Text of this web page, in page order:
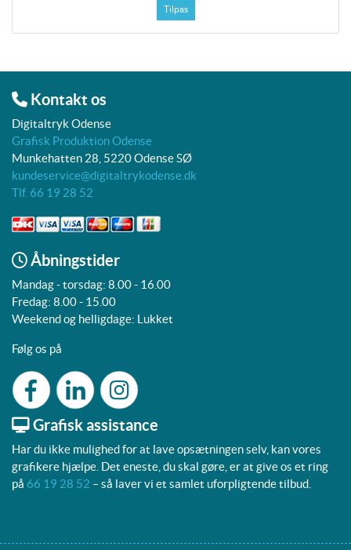
Tilpas
Kontakt os
Digitaltryk Odense
Grafisk Produktion Odense
Munkehatten 28, 5220 Odense SØ
kundeservice@digitaltrykodense.dk
Tlf. 66 19 28 52
Åbningstider
Mandag - torsdag: 8.00 - 16.00
Fredag: 8.00 - 15.00
Weekend og helligdage: Lukket
Følg os på
Grafisk assistance
Har du ikke mulighed for at lave opsætningen selv, kan vores
grafikere hjælpe. Det eneste, du skal gøre, er at give os et ring
på 66 19 28 52 – så laver vi et samlet uforpligtende tilbud.